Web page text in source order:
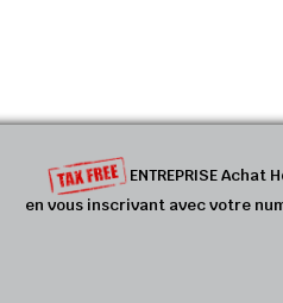
ENTREPRISE Achat
en vous inscrivant avec votre